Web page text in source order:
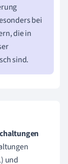
bei
die in
sind.
und